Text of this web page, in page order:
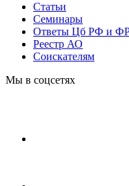
Статьи
Cеминары
Ответы Цб РФ и
Реестр АО
Соискателям
Мы в соцсетях